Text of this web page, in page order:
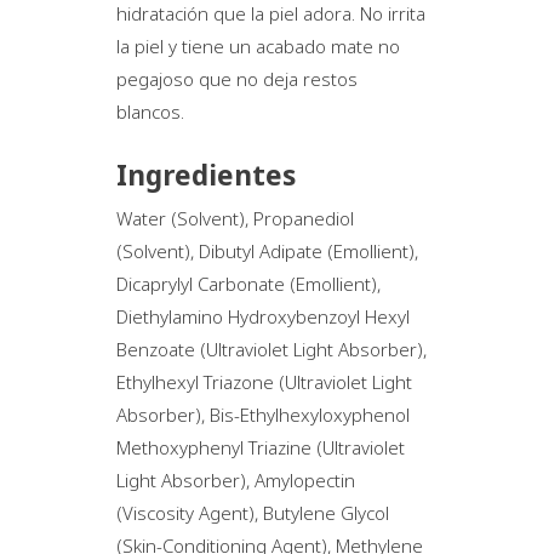
hidratación que la piel adora. No irrita
la piel y tiene un acabado mate no
pegajoso que no deja restos
blancos.
Ingredientes
Water (Solvent), Propanediol
(Solvent), Dibutyl Adipate (Emollient),
Dicaprylyl Carbonate (Emollient),
Diethylamino Hydroxybenzoyl Hexyl
Benzoate (Ultraviolet Light Absorber),
Ethylhexyl Triazone (Ultraviolet Light
Absorber), Bis-Ethylhexyloxyphenol
Methoxyphenyl Triazine (Ultraviolet
Light Absorber), Amylopectin
(Viscosity Agent), Butylene Glycol
(Skin-Conditioning Agent), Methylene